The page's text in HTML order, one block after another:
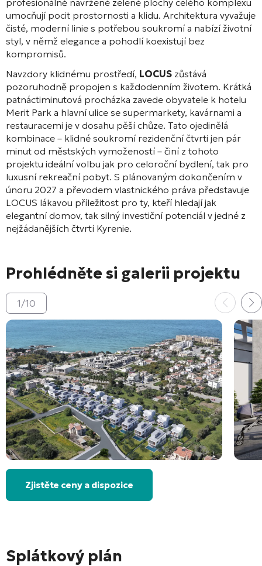
umocňují pocit prostornosti a klidu. Architektura vyvažuje
čisté, moderní linie s potřebou soukromí a nabízí životní
styl, v němž elegance a pohodlí koexistují bez
kompromisů.
Navzdory klidnému prostředí, LOCUS zůstává
pozoruhodně propojen s každodenním životem. Krátká
patnáctiminutová procházka zavede obyvatele k hotelu
Merit Park a hlavní ulice se supermarkety, kavárnami a
restauracemi je v dosahu pěší chůze. Tato ojedinělá
kombinace – klidné soukromí rezidenční čtvrti jen pár
minut od městských vymožeností – činí z tohoto
projektu ideální volbu jak pro celoroční bydlení, tak pro
luxusní rekreační pobyt. S plánovaným dokončením v
únoru 2027 a převodem vlastnického práva představuje
LOCUS lákavou příležitost pro ty, kteří hledají jak
elegantní domov, tak silný investiční potenciál v jedné z
nejžádanějších čtvrtí Kyrenie.
Prohlédněte si galerii projektu
1/10
Zjistěte ceny a dispozice
Splátkový plán